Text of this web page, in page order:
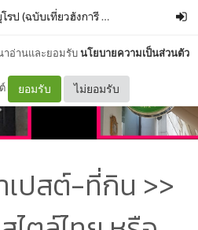
าอ่านและยอมรับนโยบายความเป็นส่วนตัว
ยอมรับ ไม่ยอมรับ
เที่ยวสุขใจ ในยุโรป (ฉบับเที่ยวฮังการี Hungary) โลมาป(
ปสต์-ที่กิน >>